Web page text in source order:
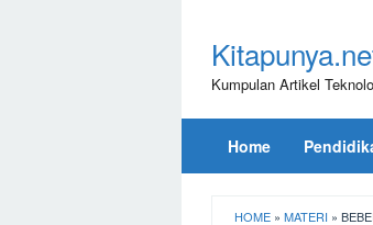
konten
Kumpulan Artikel
Home
HOME » MATERI »